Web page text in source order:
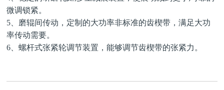
微调锁紧。
5、磨辊间传动，定制的大功率非标准的齿楔带，满足大功
率传动需要。
6、螺杆式张紧轮调节装置，能够调节齿楔带的张紧力。